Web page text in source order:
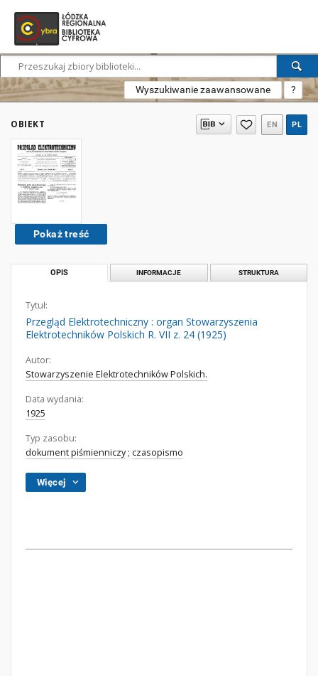
Wyszukiwanie zaawansowane ?
OBIEKT EN PL
Pokaż treść
OPIS INFORMACJE STRUKTURA
Tytuł:
Przegląd Elektrotechniczny : organ Stowarzyszenia
Elektrotechników Polskich R. VII z. 24 (1925)
Autor:
Stowarzyszenie Elektrotechników Polskich.
Data wydania:
1925
Typ zasobu:
dokument piśmienniczy; czasopismo
Więcej